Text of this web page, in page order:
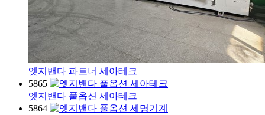
엣지밴다 파트너 세아테크
5865
엣지밴다 풀옵션 세아테크
5864